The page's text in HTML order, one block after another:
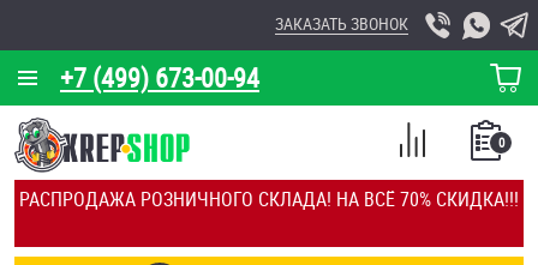
РАСПРОДАЖА РОЗНИЧНОГО СКЛАДА! НА ВСЁ 70% СКИДКА!!!
+7 (499) 673-00-94
ЗАКАЗАТЬ ЗВОНОК
КОРЗИНА
О КОМПАНИИ
КАЛЬКУЛЯТОР
ОТЗЫВЫ
0
СПИСОК
СРАВНЕНИЕ